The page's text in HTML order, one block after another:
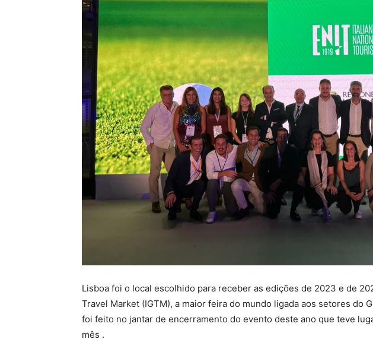
Lisboa foi o local escolhido para receber as edições de 2023 e de
Travel Market (IGTM), a maior feira do mundo ligada aos setores do
foi feito no jantar de encerramento do evento deste ano que teve
mês .